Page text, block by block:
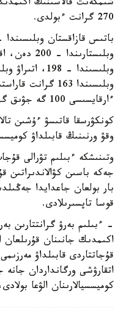
270 گرانت ءبولدى.
وبلىسىندا 163
ءارقايسىسى 100 گە جۋىق گرانت ۇسىندى.
كونكۋرسقا قاتىسۋ ءۇشىن
وقۋ ورنىنىڭ قابىلداۋ
وتىنىشكە ءبىلىم تۋرالى
جەكە باسىن
بار بولعان جاعدايدا
قوسا تاپسىرىلادى.
- ءبىلىم بەرۋ گرانتتارىن
اكىمدىك جانىنان قۇرىلعان
قۇجاتتاردى قابىلداۋ
اتقارۋشى ورگانداردان جانە
كوميسسيالارىنان الۋعا